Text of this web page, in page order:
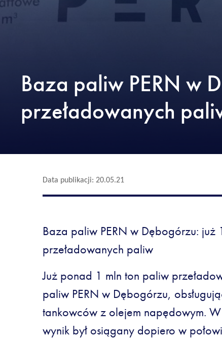
Baza paliw PERN w
przeładowanych
Data publikacji: 20.05.21
Baza paliw PERN w Dębogórzu: już
przeładowanych paliw
Już ponad 1 mln ton paliw
paliw PERN w Dębogórzu,
tankowców z olejem napędowym.
wynik był osiągany dopiero w